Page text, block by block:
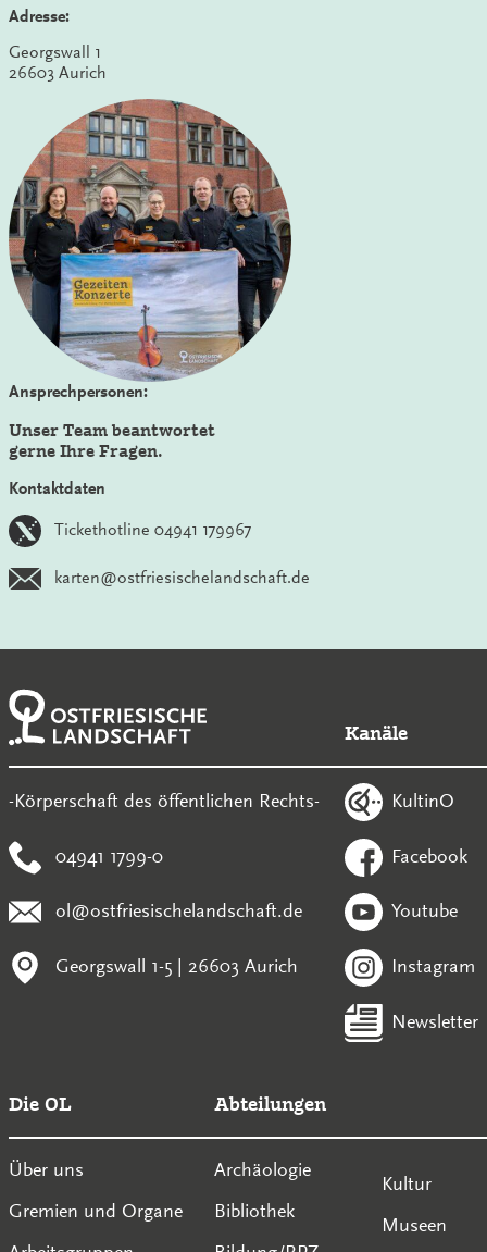
Adresse:
Georgswall 1
26603 Aurich
Ansprechpersonen:
Unser Team beantwortet
gerne Ihre Fragen.
Kontaktdaten
Tickethotline 04941 179967
karten@ostfriesischelandschaft.de
-Körperschaft des öffentlichen Rechts-
04941 1799-0
ol@ostfriesischelandschaft.de
Georgswall 1-5 | 26603 Aurich
Kanäle
KultinO
Facebook
Youtube
Instagram
Newsletter
Die OL
Über uns
Gremien und Organe
Abteilungen
Archäologie
Bibliothek
Kultur
Museen